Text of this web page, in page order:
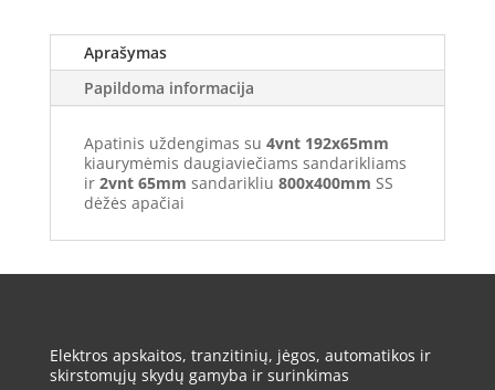
Aprašymas
Papildoma informacija
Apatinis uždengimas su 4vnt 192x65mm
kiaurymėmis daugiaviečiams sandarikliams
ir 2vnt 65mm sandarikliu 800x400mm SS
dėžės apačiai
Elektros apskaitos, tranzitinių, jėgos, automatikos ir
skirstomųjų skydų gamyba ir surinkimas